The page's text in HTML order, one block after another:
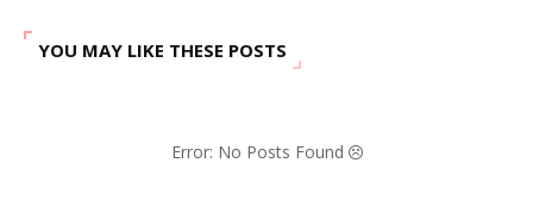
YOU MAY LIKE THESE POSTS
Error: No Posts Found